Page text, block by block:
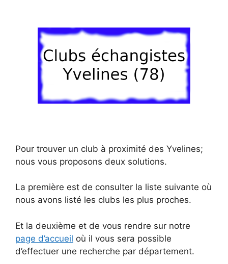
Pour trouver un club à proximité des Yvelines;
nous vous proposons deux solutions.
La première est de consulter la liste suivante où
nous avons listé les clubs les plus proches.
Et la deuxième et de vous rendre sur notre
page d’accueil où il vous sera possible
d’effectuer une recherche par département.